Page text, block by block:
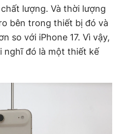
lượng. Và thời lượng
bên trong thiết bị đó và
so với iPhone 17. Vì vậy,
nghĩ đó là một thiết kế